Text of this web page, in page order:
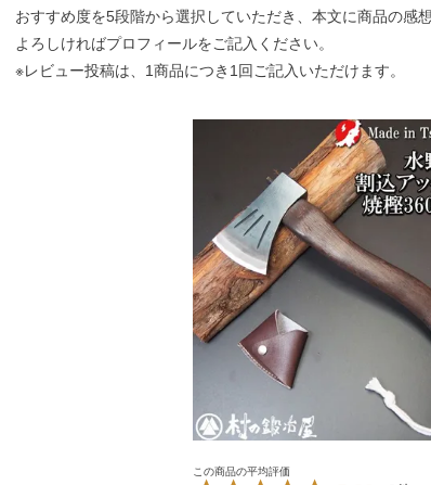
おすすめ度を5段階から選択していただき、本文に商品の感
よろしければプロフィールをご記入ください。
※レビュー投稿は、1商品につき1回ご記入いただけます。